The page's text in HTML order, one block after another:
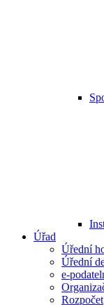
Úřad
Úřední
Úřední
e-
Rozpočet